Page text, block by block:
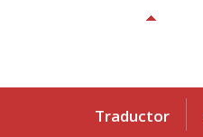
Traductor